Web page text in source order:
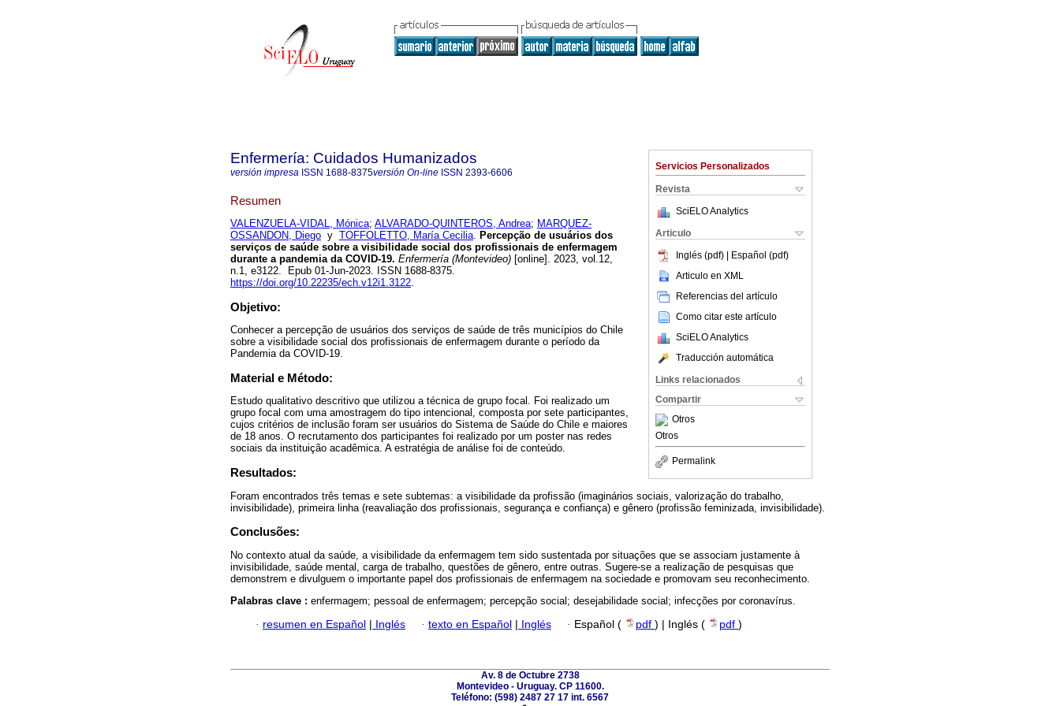
Servicios Personalizados
Revista
SciELO Analytics
Articulo
Inglés (pdf) | Español (pdf)
Articulo en XML
Referencias del artículo
Como citar este artículo
SciELO Analytics
Traducción automática
Links relacionados
Compartir
Otros
Otros
Permalink
Enfermería: Cuidados Humanizados
versión impresa ISSN 1688-8375versión On-line ISSN 2393-6606
Resumen
VALENZUELA-VIDAL, Mónica; ALVARADO-QUINTEROS, Andrea; MARQUEZ-
OSSANDON, Diego y TOFFOLETTO, María Cecilia. Percepção de usuários dos
serviços de saúde sobre a visibilidade social dos profissionais de enfermagem
durante a pandemia da COVID-19. Enfermería (Montevideo) [online]. 2023, vol.12,
n.1, e3122. Epub 01-Jun-2023. ISSN 1688-8375.
https://doi.org/10.22235/ech.v12i1.3122.
Objetivo:
Conhecer a percepção de usuários dos serviços de saúde de três municípios do Chile
sobre a visibilidade social dos profissionais de enfermagem durante o período da
Pandemia da COVID-19.
Material e Método:
Estudo qualitativo descritivo que utilizou a técnica de grupo focal. Foi realizado um
grupo focal com uma amostragem do tipo intencional, composta por sete participantes,
cujos critérios de inclusão foram ser usuários do Sistema de Saúde do Chile e maiores
de 18 anos. O recrutamento dos participantes foi realizado por um poster nas redes
sociais da instituição acadêmica. A estratégia de análise foi de conteúdo.
Resultados:
Foram encontrados três temas e sete subtemas: a visibilidade da profissão (imaginários sociais, valorização do trabalho,
invisibilidade), primeira linha (reavaliação dos profissionais, segurança e confiança) e gênero (profissão feminizada, invisibilidade).
Conclusões:
No contexto atual da saúde, a visibilidade da enfermagem tem sido sustentada por situações que se associam justamente à
invisibilidade, saúde mental, carga de trabalho, questões de gênero, entre outras. Sugere-se a realização de pesquisas que
demonstrem e divulguem o importante papel dos profissionais de enfermagem na sociedade e promovam seu reconhecimento.
Palabras clave : enfermagem; pessoal de enfermagem; percepção social; desejabilidade social; infecções por coronavírus.
· resumen en Español Inglés · texto en Español Inglés · Español ( pdf ) | Inglés ( pdf )
Av. 8 de Octubre 2738
Montevideo - Uruguay. CP 11600.
Teléfono: (598) 2487 27 17 int. 6567